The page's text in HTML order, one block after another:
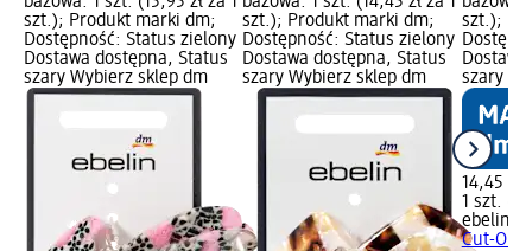
szt.); Produkt marki dm;
Dostępność: Status zielony
Dostawa dostępna, Status
szary Wybierz sklep dm
szt.); Produkt marki dm;
Dostępność: Status zielony
Dostawa dostępna, Status
szary Wybierz sklep dm
szt.);
szary
14,45 zł
1 szt.
ebelin
Cut-Out